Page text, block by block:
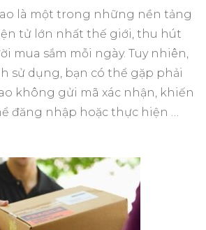
là một trong những nền tảng
tử lớn nhất thế giới, thu hút
mua sắm mỗi ngày. Tuy nhiên,
sử dụng, bạn có thể gặp phải
không gửi mã xác nhận, khiến
đăng nhập hoặc thực hiện …